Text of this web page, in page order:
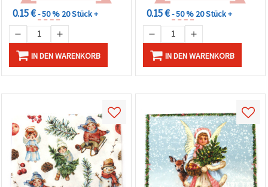
0.15 €- 50 % 20 Stück +
IN DEN WARENKORB
0.15 €- 50 % 20 Stück +
IN DEN WARENKORB